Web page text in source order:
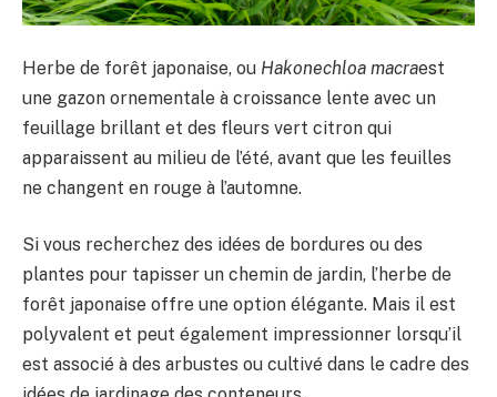
Herbe de forêt japonaise, ou Hakonechloa macraest
une gazon ornementale à croissance lente avec un
feuillage brillant et des fleurs vert citron qui
apparaissent au milieu de l’été, avant que les feuilles
ne changent en rouge à l’automne.
Si vous recherchez des idées de bordures ou des
plantes pour tapisser un chemin de jardin, l’herbe de
forêt japonaise offre une option élégante. Mais il est
polyvalent et peut également impressionner lorsqu’il
est associé à des arbustes ou cultivé dans le cadre des